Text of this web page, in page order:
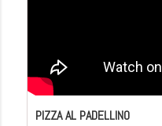
PIZZA AL PADELLINO